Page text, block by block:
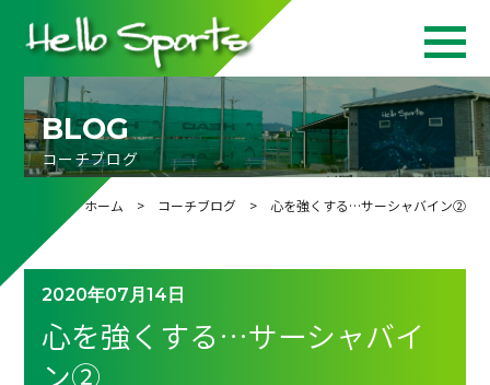
BLOG
コーチブログ
ホーム > コーチブログ> 心を強くする…サーシャバイン②
2020年07月14日
心を強くする…サーシャバイ
ン②